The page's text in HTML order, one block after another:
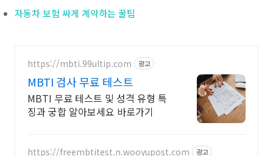
자동차 보험 싸게 계약하는 꿀팁
https://mbti.99ultip.com 광고
MBTI 검사 무료 테스트
MBTI 무료 테스트 및 성격 유형 특
징과 궁합 알아보세요 바로가기
https://freembtitest.n.wooyupost.com 광고